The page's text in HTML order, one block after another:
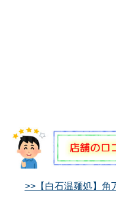
>>【白石温麺処】角